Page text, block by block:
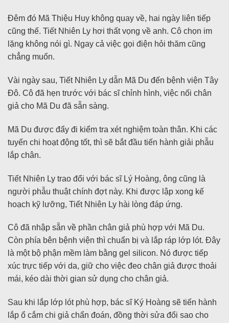
Đêm đó Mã Thiệu Huy không quay về, hai ngày liên tiếp
cũng thế. Tiết Nhiên Ly hơi thất vọng về anh. Cô chọn im
lặng không nói gì. Ngay cả việc gọi điện hỏi thăm cũng
chẳng muốn.
Vài ngày sau, Tiết Nhiên Ly dẫn Mã Du đến bệnh viện Tây
Đô. Cô đã hẹn trước với bác sĩ chỉnh hình, việc nối chân
giả cho Mã Du đã sẵn sàng.
Mã Du được đẩy đi kiểm tra xét nghiệm toàn thân. Khi các
tuyến chi hoạt động tốt, thì sẽ bắt đầu tiến hành giải phẫu
lắp chân.
Tiết Nhiên Ly trao đổi với bác sĩ Lý Hoàng, ông cũng là
người phẫu thuật chính đợt này. Khi được lập xong kế
hoạch kỹ lưỡng, Tiết Nhiên Ly hài lòng đáp ứng.
Cô đã nhập sẵn về phần chân giả phù hợp với Mã Du.
Còn phía bên bệnh viện thì chuẩn bị và lắp ráp lớp lót. Đây
là một bộ phận mềm làm bằng gel silicon. Nó được tiếp
xúc trực tiếp với da, giữ cho việc đeo chân giả được thoải
mái, kéo dài thời gian sử dụng cho chân giả.
Sau khi lắp lớp lót phù hợp, bác sĩ Ký Hoàng sẽ tiến hành
lắp ổ cắm chi giả chẩn đoán, đồng thời sửa đổi sao cho